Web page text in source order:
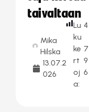
taivaltaan
Mika
Hilska
13.07.2
026
Lu
ku
ke
rt
oj
a:
4
7
9
6